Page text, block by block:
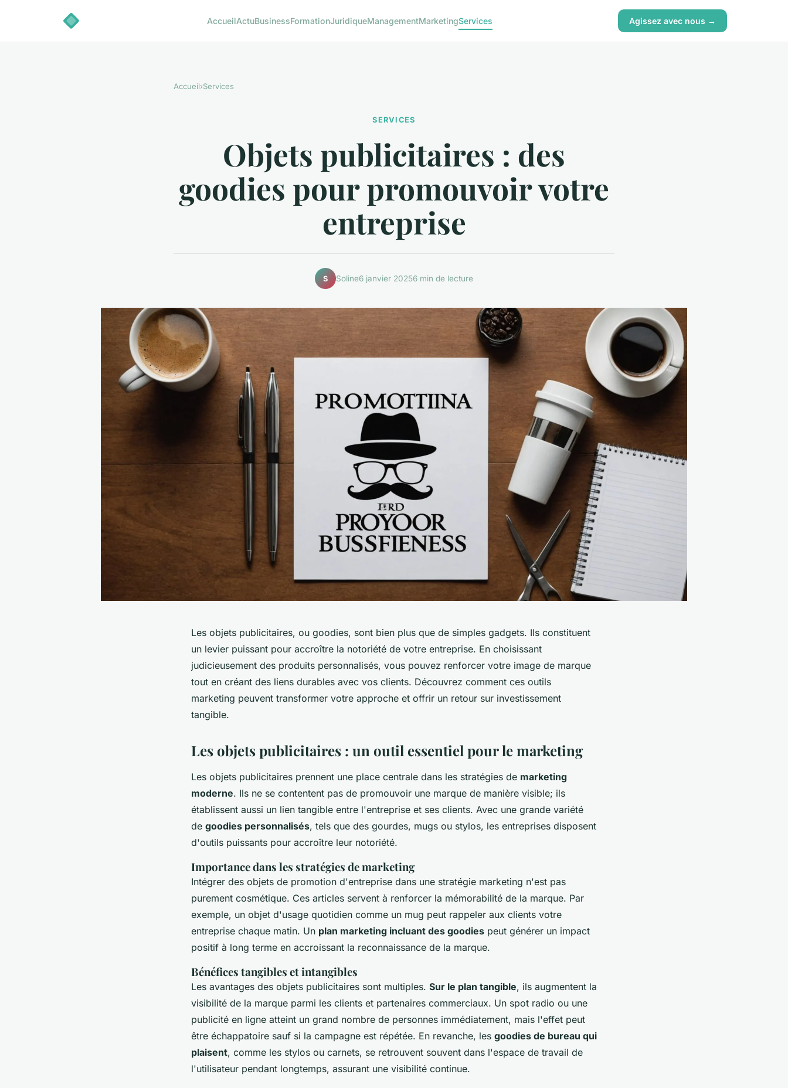
AccueilActuBusinessFormationJuridiqueManagementMarketingServices Agissez avec nous →
Accueil›Services
SERVICES
Objets publicitaires : des
goodies pour promouvoir votre
entreprise
S Soline6 janvier 20256 min de lecture
Les objets publicitaires, ou goodies, sont bien plus que de simples gadgets. Ils constituent
un levier puissant pour accroître la notoriété de votre entreprise. En choisissant
judicieusement des produits personnalisés, vous pouvez renforcer votre image de marque
tout en créant des liens durables avec vos clients. Découvrez comment ces outils
marketing peuvent transformer votre approche et offrir un retour sur investissement
tangible.
Les objets publicitaires : un outil essentiel pour le marketing
Les objets publicitaires prennent une place centrale dans les stratégies de marketing
moderne. Ils ne se contentent pas de promouvoir une marque de manière visible; ils
établissent aussi un lien tangible entre l'entreprise et ses clients. Avec une grande variété
de goodies personnalisés, tels que des gourdes, mugs ou stylos, les entreprises disposent
d'outils puissants pour accroître leur notoriété.
Importance dans les stratégies de marketing
Intégrer des objets de promotion d'entreprise dans une stratégie marketing n'est pas
purement cosmétique. Ces articles servent à renforcer la mémorabilité de la marque. Par
exemple, un objet d'usage quotidien comme un mug peut rappeler aux clients votre
entreprise chaque matin. Un plan marketing incluant des goodies peut générer un impact
positif à long terme en accroissant la reconnaissance de la marque.
Bénéfices tangibles et intangibles
Les avantages des objets publicitaires sont multiples. Sur le plan tangible, ils augmentent la
visibilité de la marque parmi les clients et partenaires commerciaux. Un spot radio ou une
publicité en ligne atteint un grand nombre de personnes immédiatement, mais l'effet peut
être échappatoire sauf si la campagne est répétée. En revanche, les goodies de bureau qui
plaisent, comme les stylos ou carnets, se retrouvent souvent dans l'espace de travail de
l'utilisateur pendant longtemps, assurant une visibilité continue.